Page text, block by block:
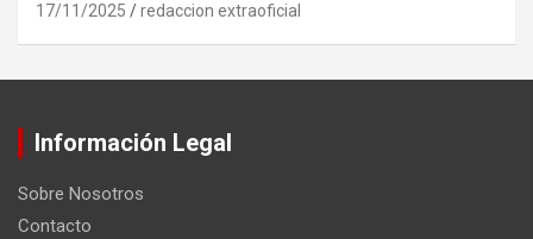
17/11/2025 redaccion extraoficial
Información Legal
Sobre Nosotros
Contacto